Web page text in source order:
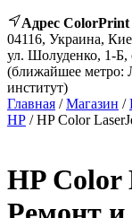
Адрес ColorPrint
04116, Украина,
ул. Шолуденко, 1-Б,
(ближайшее метро:
институт)
Главная /Магазин /
HP / HP Color
HP Color